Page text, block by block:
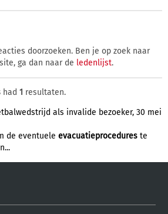
doorzoeken. Ben je op zoek naar
ga dan naar de ledenlijst.
had 1 resultaten.
als invalide bezoeker, 30 mei
de eventuele evacuatieprocedures te